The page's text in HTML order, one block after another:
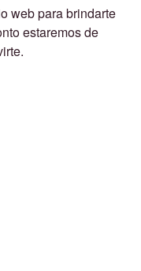
web para brindarte
estaremos de